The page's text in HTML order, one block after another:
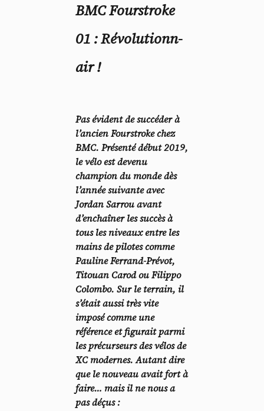
BMC Fourstroke
01 : Révolutionn-
air !
Pas évident de succéder à
l’ancien Fourstroke chez
BMC. Présenté début 2019,
le vélo est devenu
champion du monde dès
l’année suivante avec
Jordan Sarrou avant
d’enchaîner les succès à
tous les niveaux entre les
mains de pilotes comme
Pauline Ferrand-Prévot,
Titouan Carod ou Filippo
Colombo. Sur le terrain, il
s’était aussi très vite
imposé comme une
référence et figurait parmi
les précurseurs des vélos de
XC modernes. Autant dire
que le nouveau avait fort à
faire… mais il ne nous a
pas déçus :